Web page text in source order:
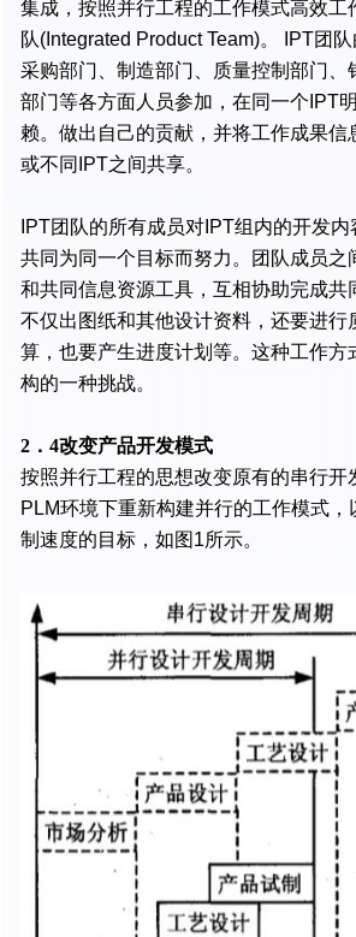
集成，按照并行工程的工作模式高效工
队(Integrated Product Team)。 IPT团队
采购部门、制造部门、质量控制部门、
部门等各方面人员参加，在同一个IPT
赖。做出自己的贡献，并将工作成果信
或不同IPT之间共享。
IPT团队的所有成员对IPT组内的开发内
共同为同一个目标而努力。团队成员之
和共同信息资源工具，互相协助完成共
不仅出图纸和其他设计资料，还要进行
算，也要产生进度计划等。这种工作方
构的一种挑战。
2．4改变产品开发模式
按照并行工程的思想改变原有的串行开
PLM环境下重新构建并行的工作模式
制速度的目标，如图1所示。